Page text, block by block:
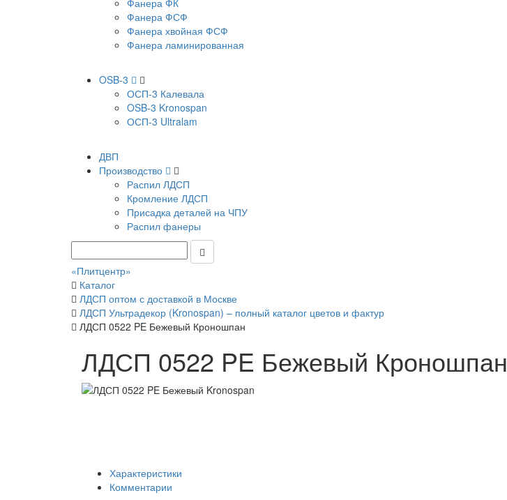
Фанера ФК
Фанера ФСФ
Фанера хвойная ФСФ
Фанера ламинированная
OSB-3
ОСП-3 Калевала
OSB-3 Kronospan
ОСП-3 Ultralam
ДВП
Производство
Распил ЛДСП
Кромление ЛДСП
Присадка деталей на ЧПУ
Распил фанеры
«Плитцентр»
Каталог
ЛДСП оптом с доставкой в Москве
ЛДСП Ультрадекор (Kronospan) – полный каталог цветов и фактур
ЛДСП 0522 PE Бежевый Кроношпан
ЛДСП 0522 PE Бежевый Кроношпан
Характеристики
Комментарии